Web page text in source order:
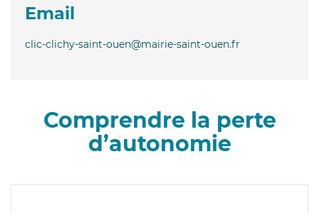
Email
clic-clichy-saint-ouen@mairie-saint-ouen.fr
Comprendre la perte
d’autonomie